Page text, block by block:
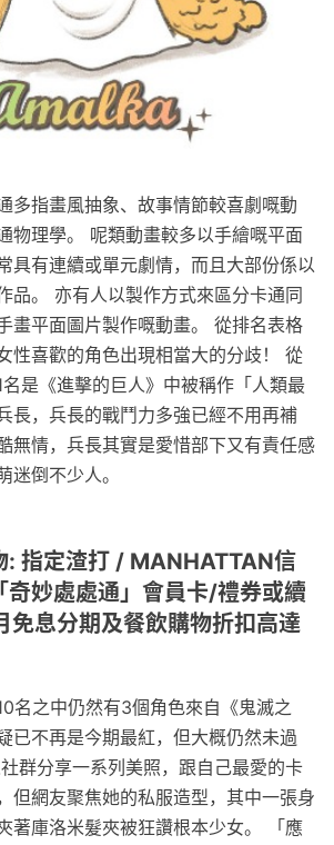
多指畫風抽象、故事情節較喜劇嘅動
物理學。 呢類動畫較多以手繪嘅平面
具有連續或單元劇情，而且大部份係以
品。 亦有人以製作方式來區分卡通同
畫平面圖片製作嘅動畫。 從排名表格
性喜歡的角色出現相當大的分歧！ 從
是《進擊的巨人》中被稱作「人類最
長，兵長的戰鬥力多強已經不用再補
無情，兵長其實是愛惜部下又有責任感
迷倒不少人。
: 指定渣打 / MANHATTAN信
奇妙處處通」會員卡/禮券或續
免息分期及餐飲購物折扣高達
名之中仍然有3個角色來自《鬼滅之
已不再是今期最紅，但大概仍然未過
群分享一系列美照，跟自己最愛的卡
但網友聚焦她的私服造型，其中一張身
著庫洛米髮夾被狂讚根本少女。 「應